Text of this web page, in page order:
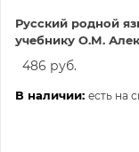
Русский родной
учебнику О.М.
486 руб.
В наличии: есть на